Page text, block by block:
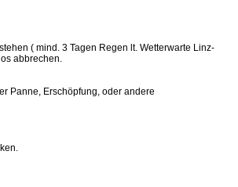
( mind. 3 Tagen Regen lt. Wetterwarte Linz-
abbrechen.
Panne, Erschöpfung, oder andere